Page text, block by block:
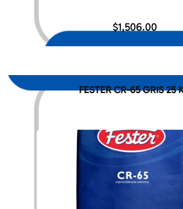
$1,506.00
FESTER CR-65 GRIS 25